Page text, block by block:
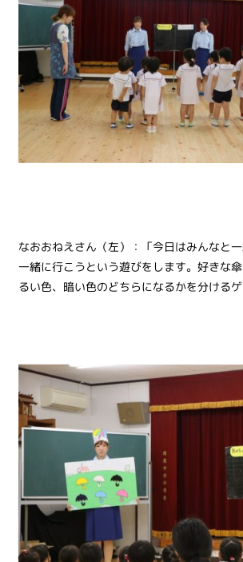
なおおねえさん（左）：「今日はみんなと
一緒に行こうという遊びをします。好きな
るい色、暗い色のどちらになるかを分けるゲ